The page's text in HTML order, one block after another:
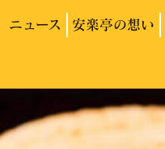
ニュース 安楽亭の想い